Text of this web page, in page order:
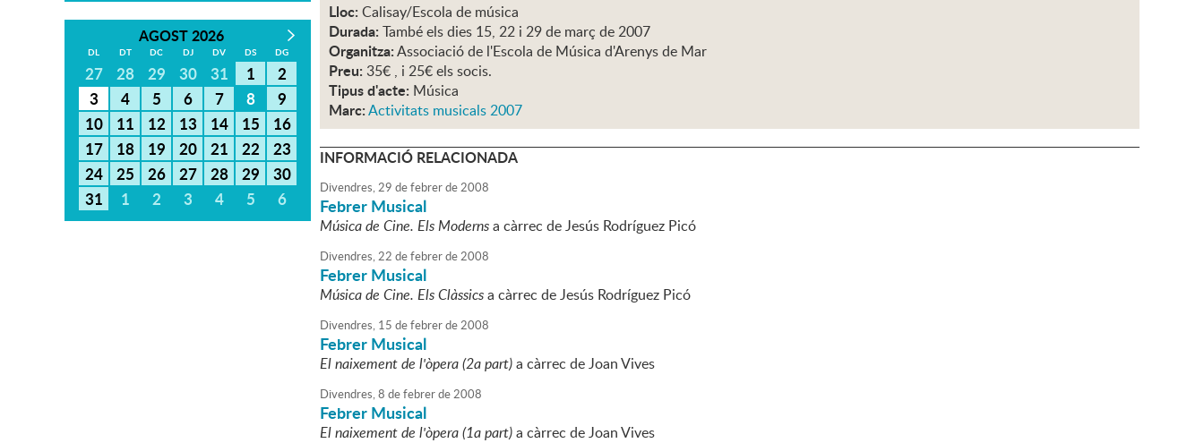
AGOST 2026
DL DT DC DJ DV DS DG
27 28 29 30 31 1
2
3
4 5 6 7 8
9
10
11 12 13 14 15
16
17
18 19 20 21 22
23
24
25 26 27 28 29
30
31
1 2 3 4 5 6
Lloc: Calisay/Escola de música
Durada: També els dies 15, 22 i 29 de març de 2007
Organitza:Associació de l'Escola de Música d'Arenys de Mar
Preu: 35€ , i 25€ els socis.
Tipus d'acte: Música
Marc:Activitats musicals 2007
INFORMACIÓ RELACIONADA
Divendres,29 defebrerde2008
Febrer Musical
Música de Cine. Els Modernsa càrrec de Jesús Rodríguez Picó
Divendres,22 defebrerde2008
Febrer Musical
Música de Cine. Els Clàssicsa càrrec de Jesús Rodríguez Picó
Divendres, 15 defebrerde2008
Febrer Musical
El naixement de l'òpera (2a part)a càrrec de Joan Vives
Divendres,8 defebrerde2008
Febrer Musical
El naixement de l'òpera (1a part)a càrrec de Joan Vives